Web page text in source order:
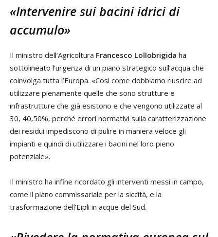
«Intervenire sui bacini idrici di
accumulo»
Il ministro dell’Agricoltura Francesco Lollobrigida ha
sottolineato l’urgenza di un piano strategico sull’acqua che
coinvolga tutta l’Europa. «Così come dobbiamo riuscire ad
utilizzare pienamente quelle che sono strutture e
infrastrutture che già esistono e che vengono utilizzate al
30, 40,50%, perché errori normativi sulla caratterizzazione
dei residui impediscono di pulire in maniera veloce gli
impianti e quindi di utilizzare i bacini nel loro pieno
potenziale».
Il ministro ha infine ricordato gli interventi messi in campo,
come il piano commissariale per la siccità, e la
trasformazione dell’Eipli in acque del Sud.